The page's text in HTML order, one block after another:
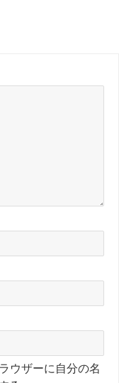
ウザーに自分の名